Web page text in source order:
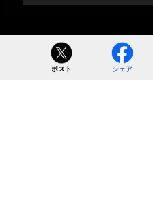
ポスト シェア